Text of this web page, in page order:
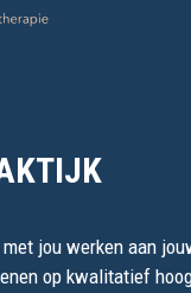
jou werken aan
op kwalitatief